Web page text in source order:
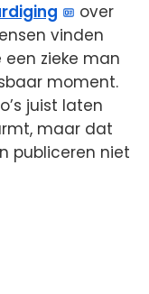
over
vinden
zieke man
moment.
juist laten
maar dat
publiceren niet